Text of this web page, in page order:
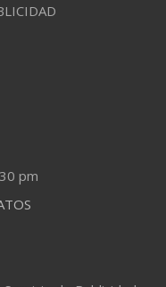
pm